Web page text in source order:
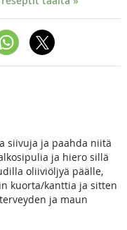
siivuja ja paahda niitä
ja hiero sillä
oliiviöljyä päälle,
kuorta/kanttia ja sitten
ja maun